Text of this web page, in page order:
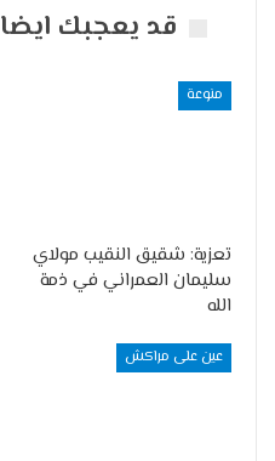
قد يعجبك ايضا
منوعة
تعزية: شقيق النقيب مولاي
سليمان العمراني في ذمة
الله
عين على مراكش